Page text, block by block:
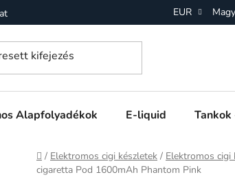
Üzleti feltételek (ÁSZF)
EUR
Alapfolyadékok E-liquid
Kezdőlap
/ Elektromos cigi készletek / Elektromos cigi
cigaretta Pod 1600mAh Phantom Pink